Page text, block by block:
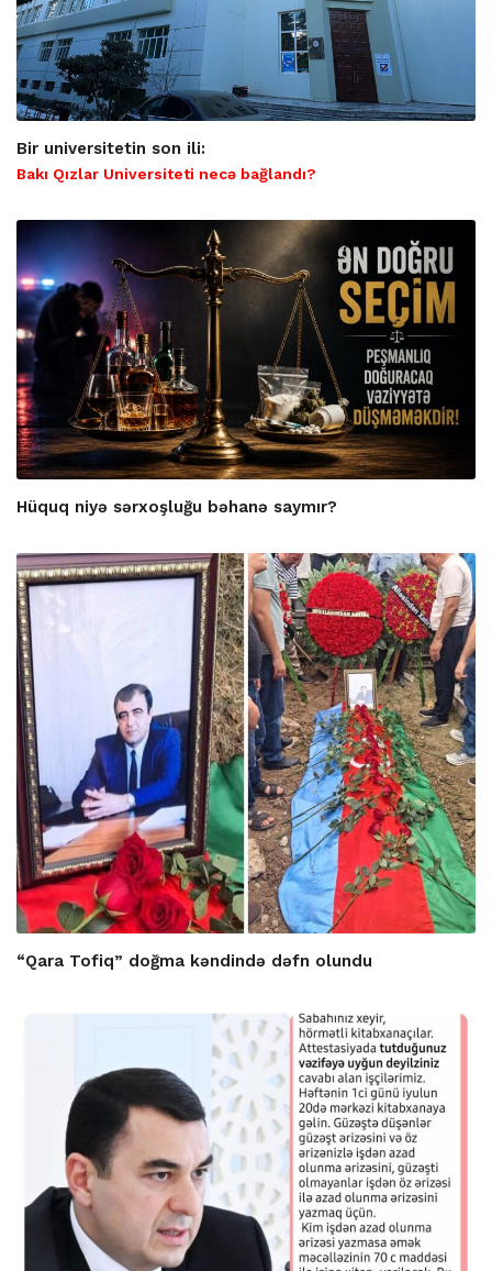
Bir universitetin son ili:
Bakı Qızlar Universiteti necə bağlandı?
Hüquq niyə sərxoşluğu bəhanə saymır?
“Qara Tofiq” doğma kəndində dəfn olundu